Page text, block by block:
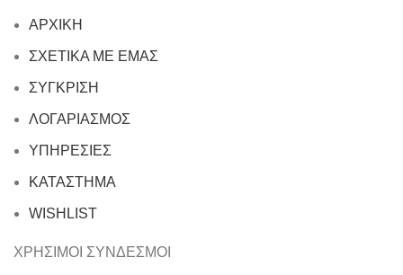
ΑΡΧΙΚΗ
ΣΧΕΤΙΚΑ ΜΕ ΕΜΑΣ
ΣΥΓΚΡΙΣΗ
ΛΟΓΑΡΙΑΣΜΟΣ
ΥΠΗΡΕΣΙΕΣ
ΚΑΤΑΣΤΗΜΑ
WISHLIST
ΧΡΗΣΙΜΟΙ ΣΥΝΔΕΣΜΟΙ